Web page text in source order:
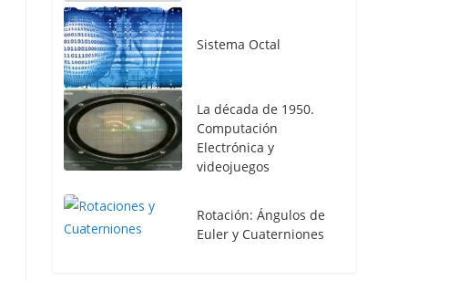
Sistema Octal
La década de 1950.
Computación
Electrónica y
videojuegos
Rotación: Ángulos de
Euler y Cuaterniones